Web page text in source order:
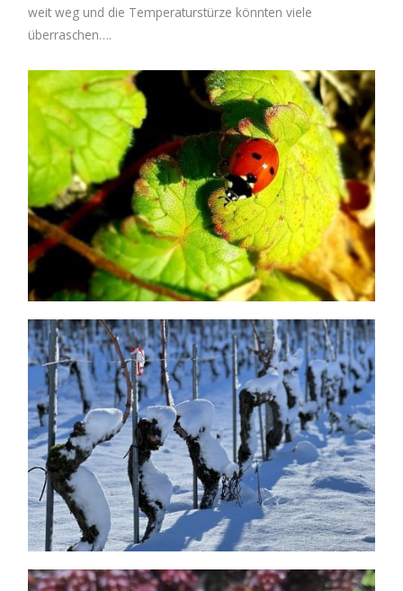
weit weg und die Temperaturstürze könnten viele
überraschen….